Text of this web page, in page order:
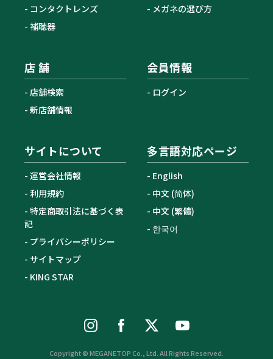
コンタクトレンズ
補聴器
メガネの選び方
店 舗
店舗検索
新店舗情報
会員情報
ログイン
サイトについて
運営会社情報
利用規約
特定商取引法に基づく表
記
プライバシーポリシー
サイトマップ
KING STAR
多言語対応ページ
English
中文 (简体)
中文 (繁體)
한국어
Copyright © MEGANETOP Co., Ltd. All Rights Reserved.